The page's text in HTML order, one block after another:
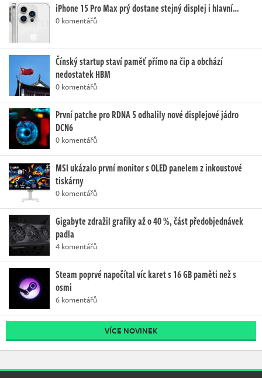
iPhone 15 Pro Max prý dostane stejný displej i hlavní…
0 komentářů
Čínský startup staví paměť přímo na čip a obchází
nedostatek HBM
0 komentářů
První patche pro RDNA 5 odhalily nové displejové jádro
DCN6
0 komentářů
MSI ukázalo první monitor s OLED panelem z inkoustové
tiskárny
0 komentářů
Gigabyte zdražil grafiky až o 40 %, část předobjednávek
padla
4 komentářů
Steam poprvé napočítal víc karet s 16 GB paměti než s
osmi
6 komentářů
VÍCE NOVINEK